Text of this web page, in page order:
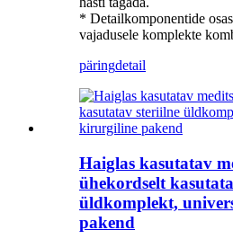
* Detailkomponentide
vajadusele komplekte
päringdetail
Haiglas kasutatav
ühekordselt
üldkomplekt,
pakend